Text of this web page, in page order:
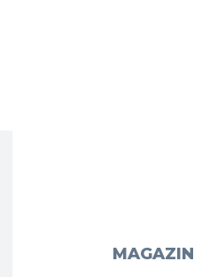
MAGAZIN